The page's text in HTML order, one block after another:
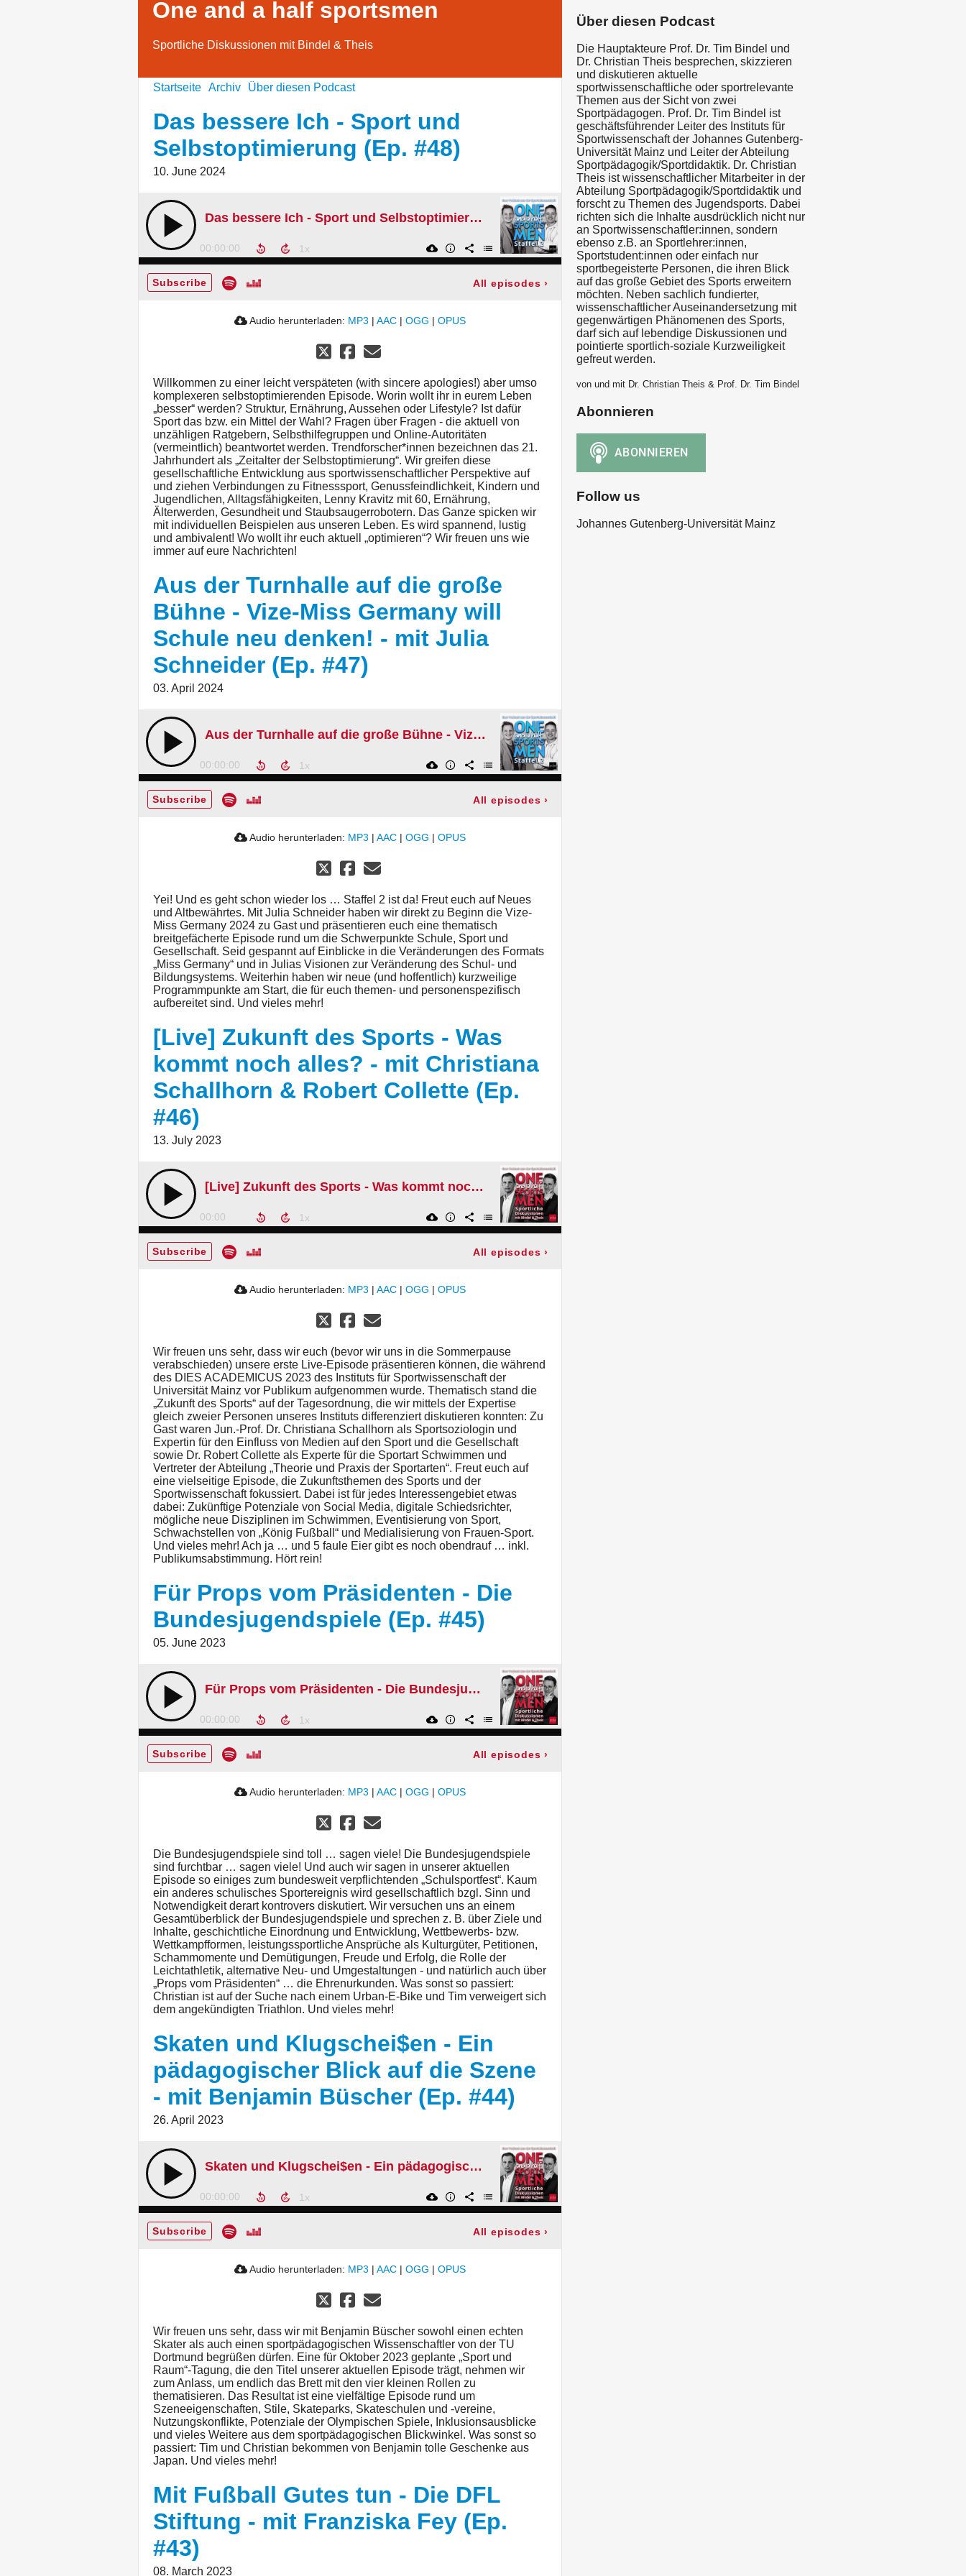
One and a half sportsmen
Sportliche Diskussionen mit Bindel & Theis
Startseite Archiv Über diesen Podcast
Das bessere Ich - Sport und
Selbstoptimierung (Ep. #48)
10. June 2024
Das bessere Ich - Sport und Selbstoptimierung (Ep. #48)
00:00:00
Subscribe All episodes ›
Audio herunterladen: MP3 | AAC | OGG | OPUS
Willkommen zu einer leicht verspäteten (with sincere apologies!) aber umso
komplexeren selbstoptimierenden Episode. Worin wollt ihr in eurem Leben
„besser“ werden? Struktur, Ernährung, Aussehen oder Lifestyle? Ist dafür
Sport das bzw. ein Mittel der Wahl? Fragen über Fragen - die aktuell von
unzähligen Ratgebern, Selbsthilfegruppen und Online-Autoritäten
(vermeintlich) beantwortet werden. Trendforscher*innen bezeichnen das 21.
Jahrhundert als „Zeitalter der Selbstoptimierung“. Wir greifen diese
gesellschaftliche Entwicklung aus sportwissenschaftlicher Perspektive auf
und ziehen Verbindungen zu Fitnesssport, Genussfeindlichkeit, Kindern und
Jugendlichen, Alltagsfähigkeiten, Lenny Kravitz mit 60, Ernährung,
Älterwerden, Gesundheit und Staubsaugerrobotern. Das Ganze spicken wir
mit individuellen Beispielen aus unseren Leben. Es wird spannend, lustig
und ambivalent! Wo wollt ihr euch aktuell „optimieren“? Wir freuen uns wie
immer auf eure Nachrichten!
Aus der Turnhalle auf die große
Bühne - Vize-Miss Germany will
Schule neu denken! - mit Julia
Schneider (Ep. #47)
03. April 2024
Aus der Turnhalle auf die große Bühne - Vize-Miss Germany will Schule neu denken! - mit Julia Schneider (Ep. #47)
00:00:00
Subscribe All episodes ›
Audio herunterladen: MP3 | AAC | OGG | OPUS
Yei! Und es geht schon wieder los … Staffel 2 ist da! Freut euch auf Neues
und Altbewährtes. Mit Julia Schneider haben wir direkt zu Beginn die Vize-
Miss Germany 2024 zu Gast und präsentieren euch eine thematisch
breitgefächerte Episode rund um die Schwerpunkte Schule, Sport und
Gesellschaft. Seid gespannt auf Einblicke in die Veränderungen des Formats
„Miss Germany“ und in Julias Visionen zur Veränderung des Schul- und
Bildungsystems. Weiterhin haben wir neue (und hoffentlich) kurzweilige
Programmpunkte am Start, die für euch themen- und personenspezifisch
aufbereitet sind. Und vieles mehr!
[Live] Zukunft des Sports - Was
kommt noch alles? - mit Christiana
Schallhorn & Robert Collette (Ep.
#46)
13. July 2023
[Live] Zukunft des Sports - Was kommt noch alles? - mit Christiana Schallhorn & Robert Collette (Ep. #46)
00:00
Subscribe All episodes ›
Audio herunterladen: MP3 | AAC | OGG | OPUS
Wir freuen uns sehr, dass wir euch (bevor wir uns in die Sommerpause
verabschieden) unsere erste Live-Episode präsentieren können, die während
des DIES ACADEMICUS 2023 des Instituts für Sportwissenschaft der
Universität Mainz vor Publikum aufgenommen wurde. Thematisch stand die
„Zukunft des Sports“ auf der Tagesordnung, die wir mittels der Expertise
gleich zweier Personen unseres Instituts differenziert diskutieren konnten: Zu
Gast waren Jun.-Prof. Dr. Christiana Schallhorn als Sportsoziologin und
Expertin für den Einfluss von Medien auf den Sport und die Gesellschaft
sowie Dr. Robert Collette als Experte für die Sportart Schwimmen und
Vertreter der Abteilung „Theorie und Praxis der Sportarten“. Freut euch auf
eine vielseitige Episode, die Zukunftsthemen des Sports und der
Sportwissenschaft fokussiert. Dabei ist für jedes Interessengebiet etwas
dabei: Zukünftige Potenziale von Social Media, digitale Schiedsrichter,
mögliche neue Disziplinen im Schwimmen, Eventisierung von Sport,
Schwachstellen von „König Fußball“ und Medialisierung von Frauen-Sport.
Und vieles mehr! Ach ja … und 5 faule Eier gibt es noch obendrauf … inkl.
Publikumsabstimmung. Hört rein!
Für Props vom Präsidenten - Die
Bundesjugendspiele (Ep. #45)
05. June 2023
Für Props vom Präsidenten - Die Bundesjugendspiele (Ep. #45)
00:00:00
Subscribe All episodes ›
Audio herunterladen: MP3 | AAC | OGG | OPUS
Die Bundesjugendspiele sind toll … sagen viele! Die Bundesjugendspiele
sind furchtbar … sagen viele! Und auch wir sagen in unserer aktuellen
Episode so einiges zum bundesweit verpflichtenden „Schulsportfest“. Kaum
ein anderes schulisches Sportereignis wird gesellschaftlich bzgl. Sinn und
Notwendigkeit derart kontrovers diskutiert. Wir versuchen uns an einem
Gesamtüberblick der Bundesjugendspiele und sprechen z. B. über Ziele und
Inhalte, geschichtliche Einordnung und Entwicklung, Wettbewerbs- bzw.
Wettkampfformen, leistungssportliche Ansprüche als Kulturgüter, Petitionen,
Schammomente und Demütigungen, Freude und Erfolg, die Rolle der
Leichtathletik, alternative Neu- und Umgestaltungen - und natürlich auch über
„Props vom Präsidenten“ … die Ehrenurkunden. Was sonst so passiert:
Christian ist auf der Suche nach einem Urban-E-Bike und Tim verweigert sich
dem angekündigten Triathlon. Und vieles mehr!
Skaten und Klugschei$en - Ein
pädagogischer Blick auf die Szene
- mit Benjamin Büscher (Ep. #44)
26. April 2023
Skaten und Klugschei$en - Ein pädagogischer Blick auf die Szene - mit Benjamin Büscher (Ep. #44)
00:00:00
Subscribe All episodes ›
Audio herunterladen: MP3 | AAC | OGG | OPUS
Wir freuen uns sehr, dass wir mit Benjamin Büscher sowohl einen echten
Skater als auch einen sportpädagogischen Wissenschaftler von der TU
Dortmund begrüßen dürfen. Eine für Oktober 2023 geplante „Sport und
Raum“-Tagung, die den Titel unserer aktuellen Episode trägt, nehmen wir
zum Anlass, um endlich das Brett mit den vier kleinen Rollen zu
thematisieren. Das Resultat ist eine vielfältige Episode rund um
Szeneeigenschaften, Stile, Skateparks, Skateschulen und -vereine,
Nutzungskonflikte, Potenziale der Olympischen Spiele, Inklusionsausblicke
und vieles Weitere aus dem sportpädagogischen Blickwinkel. Was sonst so
passiert: Tim und Christian bekommen von Benjamin tolle Geschenke aus
Japan. Und vieles mehr!
Mit Fußball Gutes tun - Die DFL
Stiftung - mit Franziska Fey (Ep.
#43)
08. March 2023
Über diesen Podcast
Die Hauptakteure Prof. Dr. Tim Bindel und
Dr. Christian Theis besprechen, skizzieren
und diskutieren aktuelle
sportwissenschaftliche oder sportrelevante
Themen aus der Sicht von zwei
Sportpädagogen. Prof. Dr. Tim Bindel ist
geschäftsführender Leiter des Instituts für
Sportwissenschaft der Johannes Gutenberg-
Universität Mainz und Leiter der Abteilung
Sportpädagogik/Sportdidaktik. Dr. Christian
Theis ist wissenschaftlicher Mitarbeiter in der
Abteilung Sportpädagogik/Sportdidaktik und
forscht zu Themen des Jugendsports. Dabei
richten sich die Inhalte ausdrücklich nicht nur
an Sportwissenschaftler:innen, sondern
ebenso z.B. an Sportlehrer:innen,
Sportstudent:innen oder einfach nur
sportbegeisterte Personen, die ihren Blick
auf das große Gebiet des Sports erweitern
möchten. Neben sachlich fundierter,
wissenschaftlicher Auseinandersetzung mit
gegenwärtigen Phänomenen des Sports,
darf sich auf lebendige Diskussionen und
pointierte sportlich-soziale Kurzweiligkeit
gefreut werden.
von und mit Dr. Christian Theis & Prof. Dr. Tim Bindel
Abonnieren
Follow us
Johannes Gutenberg-Universität Mainz